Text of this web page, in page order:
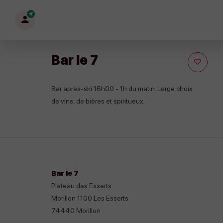
Mon
Bar le 7
Bar après-ski 16h00 - 1h du matin. Large choix
de vins, de bières et spiritueux.
Bar le 7
Plateau des Esserts
Morillon 1100 Les Esserts
74440 Morillon